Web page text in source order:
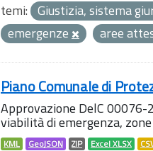
temi: Giustizia, sistema
emergenze
aree
Piano Comunale di
Approvazione DelC
viabilità di emergenza,
KML GeoJSON ZIP Excel XLSX